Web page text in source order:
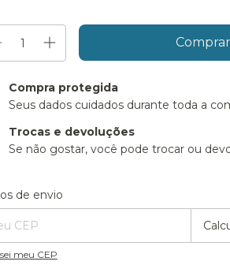
Compra protegida
Seus dados cuidados durante toda a
Trocas e devoluções
Se não gostar, você pode trocar ou
para o CEP:
de envio
meu CEP